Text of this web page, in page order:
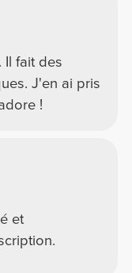
Il fait des
J'en ai pris
!
et